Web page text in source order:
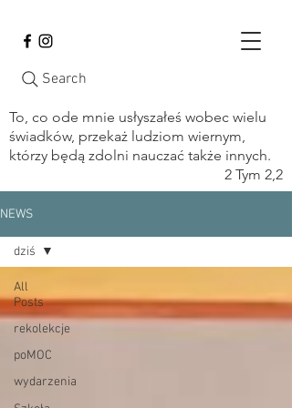
Search
To, co ode mnie usłyszałeś wobec wielu
świadków, przekaż ludziom wiernym,
którzy będą zdolni nauczać także innych.
2 Tym 2,2
NEWS
All
Posts
rekolekcje
poMOC
wydarzenia
dziś